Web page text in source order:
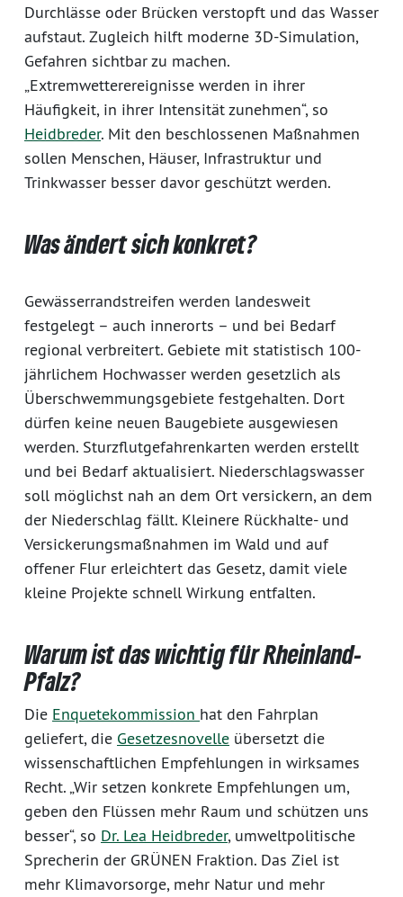
Durchlässe oder Brücken verstopft und das Wasser
aufstaut. Zugleich hilft moderne 3D-Simulation,
Gefahren sichtbar zu machen.
„Extremwetterereignisse werden in ihrer
Häufigkeit, in ihrer Intensität zunehmen“, so
Heidbreder. Mit den beschlossenen Maßnahmen
sollen Menschen, Häuser, Infrastruktur und
Trinkwasser besser davor geschützt werden.
Was ändert sich konkret?
Gewässerrandstreifen werden landesweit
festgelegt – auch innerorts – und bei Bedarf
regional verbreitert. Gebiete mit statistisch 100-
jährlichem Hochwasser werden gesetzlich als
Überschwemmungsgebiete festgehalten. Dort
dürfen keine neuen Baugebiete ausgewiesen
werden. Sturzflutgefahrenkarten werden erstellt
und bei Bedarf aktualisiert. Niederschlagswasser
soll möglichst nah an dem Ort versickern, an dem
der Niederschlag fällt. Kleinere Rückhalte- und
Versickerungsmaßnahmen im Wald und auf
offener Flur erleichtert das Gesetz, damit viele
kleine Projekte schnell Wirkung entfalten.
Warum ist das wichtig für Rheinland-
Pfalz?
Die Enquetekommission hat den Fahrplan
geliefert, die Gesetzesnovelle übersetzt die
wissenschaftlichen Empfehlungen in wirksames
Recht. „Wir setzen konkrete Empfehlungen um,
geben den Flüssen mehr Raum und schützen uns
besser“, so Dr. Lea Heidbreder, umweltpolitische
Sprecherin der GRÜNEN Fraktion. Das Ziel ist
mehr Klimavorsorge, mehr Natur und mehr